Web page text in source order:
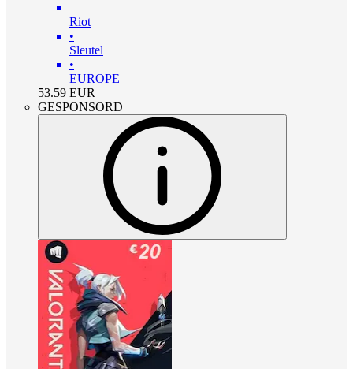
Riot
•
Sleutel
•
EUROPE
53.59 EUR
GESPONSORD